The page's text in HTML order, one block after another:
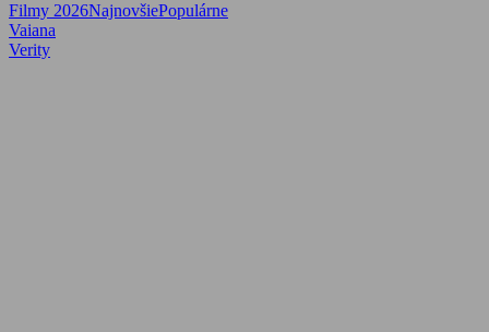
Filmy 2026NajnovšiePopulárne
Navigácia
v
Previous
Post:
Vaiana
Next
Verity